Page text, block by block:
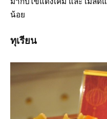
น้อย
ทุเรียน